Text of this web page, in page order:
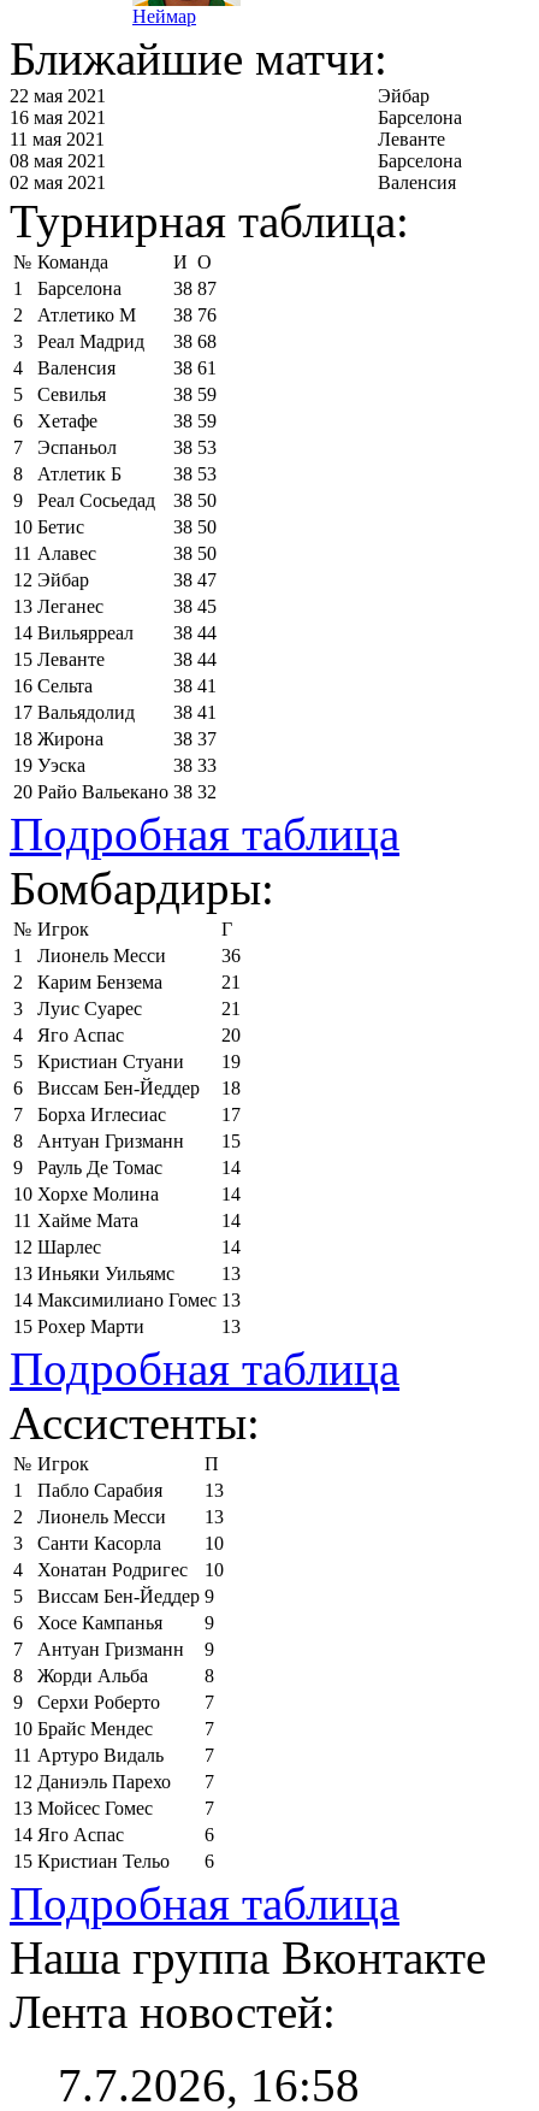
Неймар
Ближайшие матчи:
22 мая 2021
Эйбар
16 мая 2021
Барселона
11 мая 2021
Леванте
08 мая 2021
Барселона
02 мая 2021
Валенсия
Турнирная таблица:
№ Команда И О
1
Барселона 38 87
2
Атлетико М 38 76
3
Реал Мадрид 38 68
4
Валенсия 38 61
5
Севилья 38 59
6
Хетафе 38 59
7
Эспаньол 38 53
8
Атлетик Б 38 53
9
Реал Сосьедад 38 50
10 Бетис 38 50
11 Алавес 38 50
12 Эйбар 38 47
13 Леганес 38 45
14 Вильярреал 38 44
15 Леванте 38 44
16 Сельта 38 41
17 Вальядолид 38 41
18 Жирона 38 37
19 Уэска 38 33
20 Райо Вальекано 38 32
Подробная таблица
Бомбардиры:
№ Игрок
Г
1
Лионель Месси
36
2
Карим Бензема
21
3
Луис Суарес
21
4
Яго Аспас
20
5
Кристиан Стуани
19
6
Виссам Бен-Йеддер
18
7
Борха Иглесиас
17
8
Антуан Гризманн
15
9
Рауль Де Томас
14
10 Хорхе Молина
14
11 Хайме Мата
14
12 Шарлес
14
13 Иньяки Уильямс
13
14 Максимилиано Гомес 13
15 Рохер Марти 13
Подробная таблица
Ассистенты:
№ Игрок
П
1
Пабло Сарабия
13
2
Лионель Месси
13
3
Санти Касорла
10
4
Хонатан Родригес
10
5
Виссам Бен-Йеддер 9
6
Хосе Кампанья
9
7
Антуан Гризманн
9
8
Жорди Альба
8
9
Серхи Роберто
7
10 Брайс Мендес
7
11 Артуро Видаль
7
12 Даниэль Парехо
7
13 Мойсес Гомес
7
14 Яго Аспас
6
15 Кристиан Тельо 6
Подробная таблица
Наша группа Вконтакте
Лента новостей:
7.7.2026, 16:58